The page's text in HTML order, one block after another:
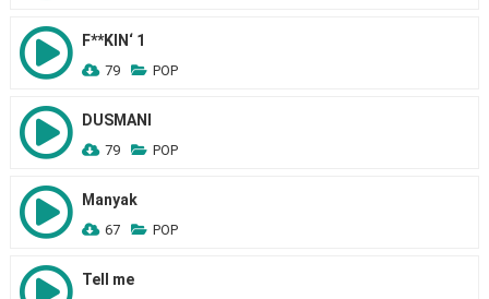
F**KIN‘ 1
79 POP
DUSMANI
79 POP
Manyak
67 POP
Tell me